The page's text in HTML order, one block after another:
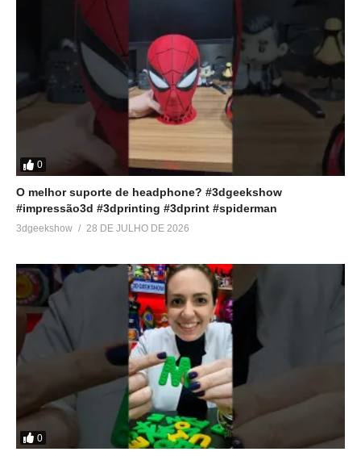
0
O melhor suporte de headphone? #3dgeekshow
#impressão3d #3dprinting #3dprint #spiderman
3dgeekshow 28 DE JULHO DE 2026
0